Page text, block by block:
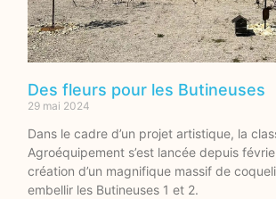
Des fleurs pour les Butineuses
29 mai 2024
Dans le cadre d’un projet artistique, la
Agroéquipement s’est lancée depuis
création d’un magnifique massif de
embellir les Butineuses 1 et 2.